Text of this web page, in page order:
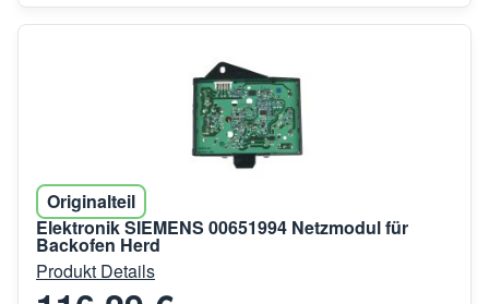
Originalteil
Elektronik SIEMENS 00651994 Netzmodul für
Backofen Herd
Produkt Details